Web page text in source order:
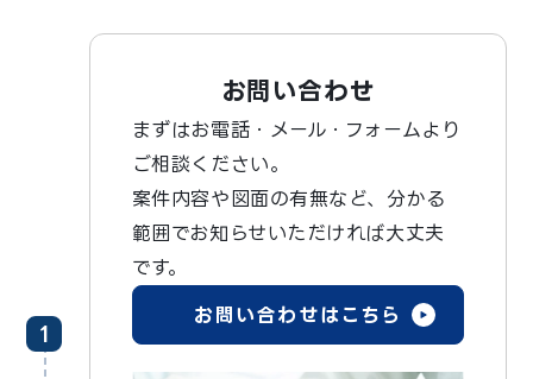
1
お問い合わせ
まずはお電話・メール・フォームより
ご相談ください。
案件内容や図面の有無など、分かる
範囲でお知らせいただければ大丈夫
です。
お問い合わせはこちら